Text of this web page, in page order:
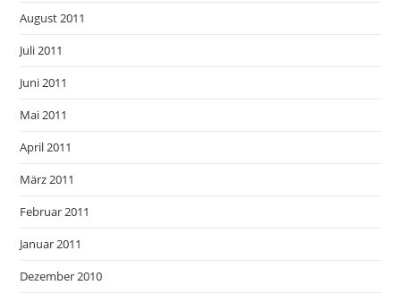
August 2011
Juli 2011
Juni 2011
Mai 2011
April 2011
März 2011
Februar 2011
Januar 2011
Dezember 2010